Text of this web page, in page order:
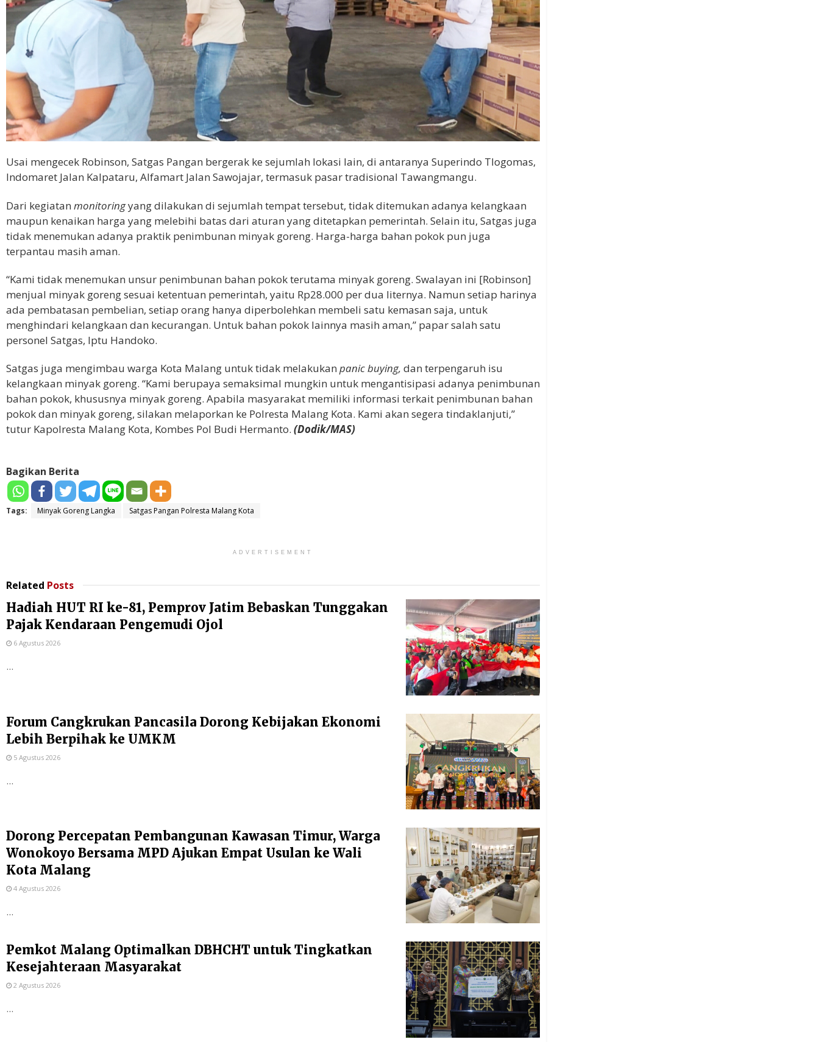
Usai mengecek Robinson, Satgas Pangan bergerak ke sejumlah lokasi lain, di antaranya Superindo Tlogomas,
Indomaret Jalan Kalpataru, Alfamart Jalan Sawojajar, termasuk pasar tradisional Tawangmangu.
Dari kegiatan monitoringyang dilakukan di sejumlah tempat tersebut, tidak ditemukan adanya kelangkaan
maupun kenaikan harga yang melebihi batas dari aturan yang ditetapkan pemerintah. Selain itu, Satgas juga
tidak menemukan adanya praktik penimbunan minyak goreng. Harga-harga bahan pokok pun juga
terpantau masih aman.
“Kami tidak menemukan unsur penimbunan bahan pokok terutama minyak goreng. Swalayan ini [Robinson]
menjual minyak goreng sesuai ketentuan pemerintah, yaitu Rp28.000 per dua liternya. Namun setiap harinya
ada pembatasan pembelian, setiap orang hanya diperbolehkan membeli satu kemasan saja, untuk
menghindari kelangkaan dan kecurangan. Untuk bahan pokok lainnya masih aman,” papar salah satu
personel Satgas, Iptu Handoko.
Satgas juga mengimbau warga Kota Malang untuk tidak melakukan panic buying, dan terpengaruh isu
kelangkaan minyak goreng. “Kami berupaya semaksimal mungkin untuk mengantisipasi adanya penimbunan
bahan pokok, khususnya minyak goreng. Apabila masyarakat memiliki informasi terkait penimbunan bahan
pokok dan minyak goreng, silakan melaporkan ke Polresta Malang Kota. Kami akan segera tindaklanjuti,”
tutur Kapolresta Malang Kota, Kombes Pol Budi Hermanto. (Dodik/MAS)
Bagikan Berita
Tags: Minyak Goreng Langka Satgas Pangan Polresta Malang Kota
ADVERTISEMENT
Related Posts
Hadiah HUT RI ke-81, Pemprov Jatim Bebaskan Tunggakan
Pajak Kendaraan Pengemudi Ojol
6 Agustus 2026
...
Forum Cangkrukan Pancasila Dorong Kebijakan Ekonomi
Lebih Berpihak ke UMKM
5 Agustus 2026
...
Dorong Percepatan Pembangunan Kawasan Timur, Warga
Wonokoyo Bersama MPD Ajukan Empat Usulan ke Wali
Kota Malang
4 Agustus 2026
...
Pemkot Malang Optimalkan DBHCHT untuk Tingkatkan
Kesejahteraan Masyarakat
2 Agustus 2026
...